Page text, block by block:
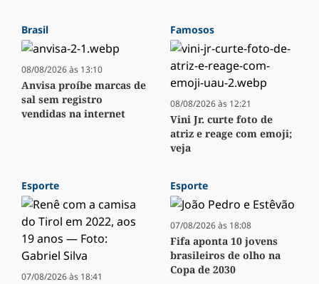
Brasil
08/08/2026 às 13:10
Anvisa proíbe marcas de
sal sem registro
vendidas na internet
Famosos
08/08/2026 às 12:21
Vini Jr. curte foto de
atriz e reage com emoji;
veja
Esporte
07/08/2026 às 18:41
Esporte
07/08/2026 às 18:08
Fifa aponta 10 jovens
brasileiros de olho na
Copa de 2030